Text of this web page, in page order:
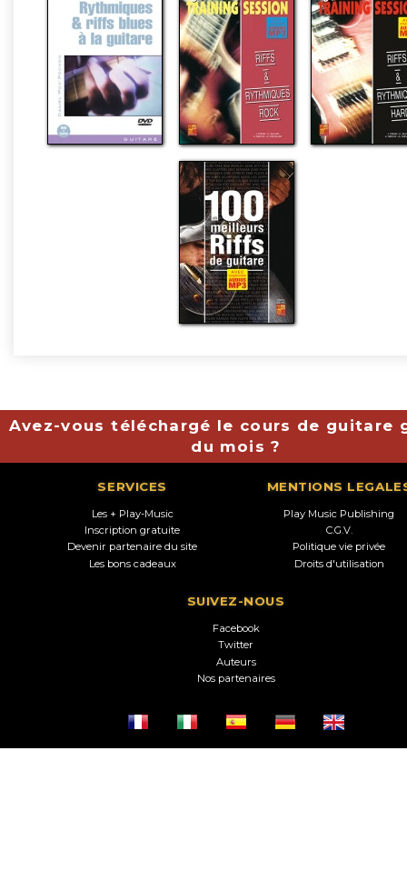
Avez-vous téléchargé le cours de guitare
du mois ?
SERVICES
Les + Play-Music
Inscription gratuite
Devenir partenaire du site
Les bons cadeaux
MENTIONS
Play Music Publishing
C.G.V.
Politique vie privée
Droits d'utilisation
SUIVEZ-NOUS
Facebook
Twitter
Auteurs
Nos partenaires